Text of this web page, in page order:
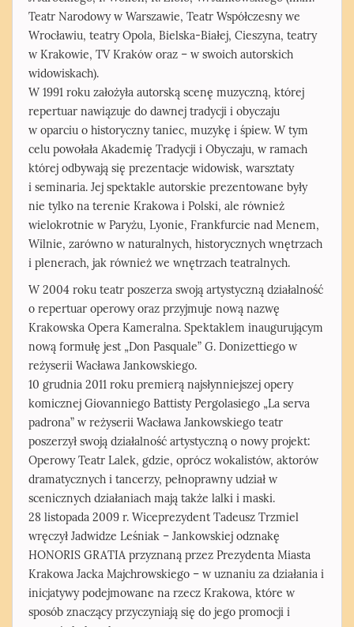
Teatr Narodowy w Warszawie, Teatr Współczesny we
Wrocławiu, teatry Opola, Bielska-Białej, Cieszyna, teatry
w Krakowie, TV Kraków oraz – w swoich autorskich
widowiskach).
W 1991 roku założyła autorską scenę muzyczną, której
repertuar nawiązuje do dawnej tradycji i obyczaju
w oparciu o historyczny taniec, muzykę i śpiew. W tym
celu powołała Akademię Tradycji i Obyczaju, w ramach
której odbywają się prezentacje widowisk, warsztaty
i seminaria. Jej spektakle autorskie prezentowane były
nie tylko na terenie Krakowa i Polski, ale również
wielokrotnie w Paryżu, Lyonie, Frankfurcie nad Menem,
Wilnie, zarówno w naturalnych, historycznych wnętrzach
i plenerach, jak również we wnętrzach teatralnych.
W 2004 roku teatr poszerza swoją artystyczną działalność
o repertuar operowy oraz przyjmuje nową nazwę
Krakowska Opera Kameralna. Spektaklem inaugurującym
nową formułę jest „Don Pasquale” G. Donizettiego w
reżyserii Wacława Jankowskiego.
10 grudnia 2011 roku premierą najsłynniejszej opery
komicznej Giovanniego Battisty Pergolasiego „La serva
padrona” w reżyserii Wacława Jankowskiego teatr
poszerzył swoją działalność artystyczną o nowy projekt:
Operowy Teatr Lalek, gdzie, oprócz wokalistów, aktorów
dramatycznych i tancerzy, pełnoprawny udział w
scenicznych działaniach mają także lalki i maski.
28 listopada 2009 r. Wiceprezydent Tadeusz Trzmiel
wręczył Jadwidze Leśniak – Jankowskiej odznakę
HONORIS GRATIA przyznaną przez Prezydenta Miasta
Krakowa Jacka Majchrowskiego – w uznaniu za działania i
inicjatywy podejmowane na rzecz Krakowa, które w
sposób znaczący przyczyniają się do jego promocji i